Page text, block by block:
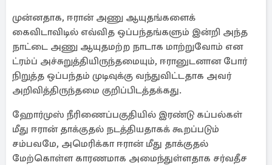
முன்னதாக, ஈரான் அணு ஆயுதங்களைக்
கைவிடாவிடில் எவ்வித ஒப்பந்தங்களும் இன்றி அந்த
நாட்டை அணு ஆயுதமற்ற நாடாக மாற்றுவோம் என
ட்ரம்ப் அச்சுறுத்தியிருந்தமையும், ஈரானுடனான போர்
நிறுத்த ஒப்பந்தம் முடிவுக்கு வந்துவிட்டதாக அவர்
அறிவித்திருந்தமை குறிப்பிடத்தக்கது.
ஹோர்முஸ் நீரிணைப்பகுதியில் இரண்டு கப்பல்கள்
மீது ஈரான் தாக்குதல் நடத்தியதாகக் கூறப்படும்
சம்பவமே, அமெரிக்கா ஈரான் மீது தாக்குதல்
மேற்கொள்ள காரணமாக அமைந்துள்ளதாக சர்வதீச